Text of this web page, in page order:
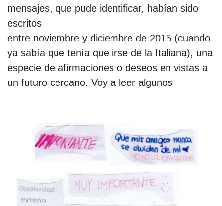
mensajes, que pude identificar, habían sido
escritos
entre noviembre y diciembre de 2015 (cuando
ya sabía que tenía que irse de la Italiana), una
especie de afirmaciones o deseos en vistas a
un futuro cercano. Voy a leer algunos